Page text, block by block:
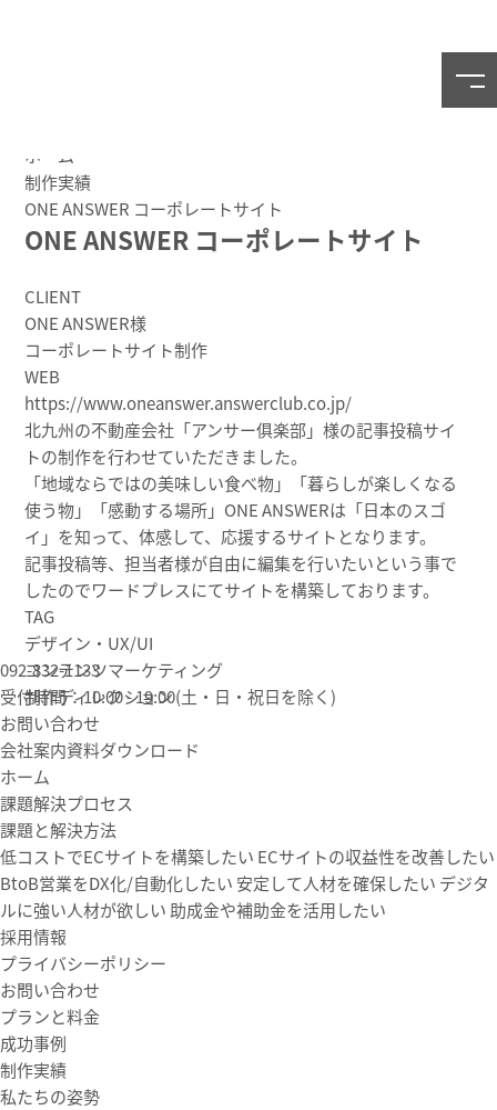
092-832-1133
受付時間：10:00 - 19:00(土・日・祝日を除く)
お問い合わせ
会社案内資料ダウンロード
ホーム
課題解決プロセス
課題と解決方法
低コストでECサイトを構築したい ECサイトの収益性を改善したい
BtoB営業をDX化/自動化したい 安定して人材を確保したい デジタ
ルに強い人材が欲しい 助成金や補助金を活用したい
採用情報
プライバシーポリシー
お問い合わせ
プランと料金
成功事例
制作実績
私たちの姿勢
ホーム
制作実績
ONE ANSWER コーポレートサイト
ONE ANSWER コーポレートサイト
CLIENT
ONE ANSWER様
コーポレートサイト制作
WEB
https://www.oneanswer.answerclub.co.jp/
北九州の不動産会社「アンサー俱楽部」様の記事投稿サイ
トの制作を行わせていただきました。
「地域ならではの美味しい食べ物」「暮らしが楽しくなる
使う物」「感動する場所」ONE ANSWERは「日本のスゴ
イ」を知って、体感して、応援するサイトとなります。
記事投稿等、担当者様が自由に編集を行いたいという事で
したのでワードプレスにてサイトを構築しております。
TAG
デザイン・UX/UI
コンテンツマーケティング
制作ディレクション